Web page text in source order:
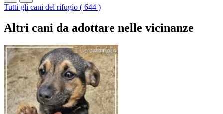
Tutti gli cani del rifugio ( 644 )
Altri cani da adottare nelle vicinanze